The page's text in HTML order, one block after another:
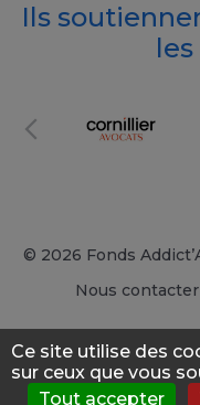
Ils
© 2026 Fonds
Nous contacter
Ce site utilise des
sur ceux que vous
Tout accepter